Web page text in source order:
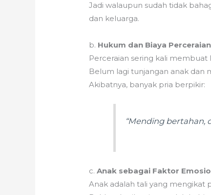
Jadi walaupun sudah tidak
dan keluarga.
b. Hukum dan Biaya Perceraian
Perceraian sering kali membuat
Belum lagi tunjangan anak dan
Akibatnya, banyak pria berpikir:
“Mending bertahan,
c.Anak sebagai Faktor
Anak adalah tali yang mengikat